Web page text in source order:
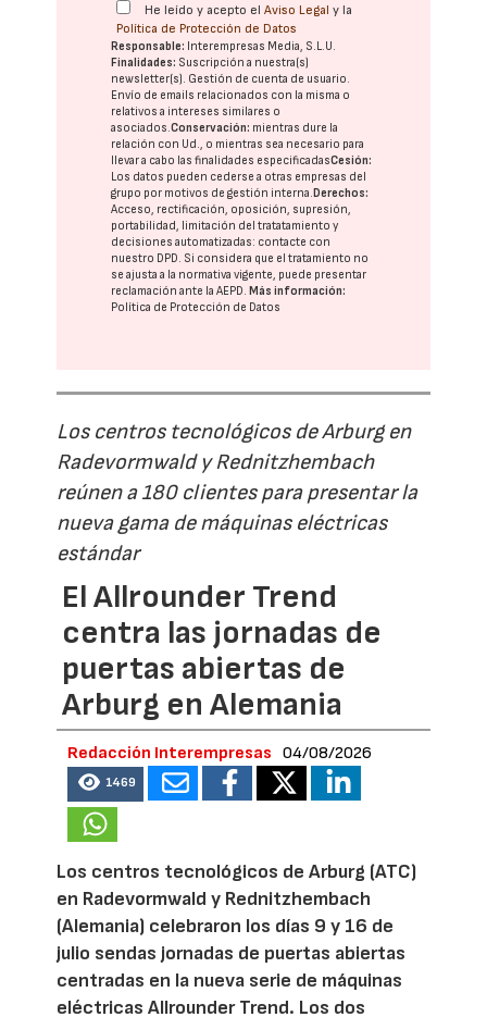
He leído y acepto elAviso Legal y la
Política de Protección de Datos
Responsable: Interempresas Media, S.L.U.
Finalidades: Suscripción a nuestra(s)
newsletter(s). Gestión de cuenta de usuario.
Envío de emails relacionados con la misma o
relativos a intereses similares o
asociados.Conservación: mientras dure la
relación con Ud., o mientras sea necesario para
llevar a cabo las finalidades especificadasCesión:
Los datos pueden cederse a otras empresas del
grupo por motivos de gestión interna.Derechos:
Acceso, rectificación, oposición, supresión,
portabilidad, limitación del tratatamiento y
decisiones automatizadas: contacte con
nuestro DPD. Si considera que el tratamiento no
se ajusta a la normativa vigente, puede presentar
reclamación ante laAEPD.Más información:
Política de Protección de Datos
Los centros tecnológicos de Arburg en
Radevormwald y Rednitzhembach
reúnen a 180 clientes para presentar la
nueva gama de máquinas eléctricas
estándar
El Allrounder Trend
centra las jornadas de
puertas abiertas de
Arburg en Alemania
Redacción Interempresas 04/08/2026
1469
Los centros tecnológicos de Arburg (ATC)
en Radevormwald y Rednitzhembach
(Alemania) celebraron los días 9 y 16 de
julio sendas jornadas de puertas abiertas
centradas en la nueva serie de máquinas
eléctricas Allrounder Trend. Los dos